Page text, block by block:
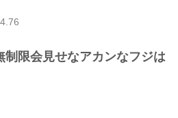
制限会見せなアカンなフジは